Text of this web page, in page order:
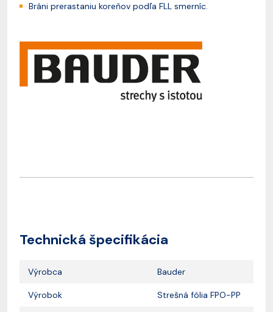
Bráni prerastaniu koreňov podľa FLL smerníc.
Technická špecifikácia
Výrobca Bauder
Výrobok Strešná fólia FPO-PP